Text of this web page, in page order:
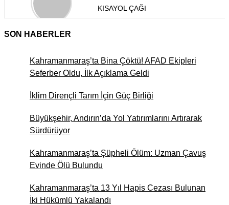
KISAYOL ÇAĞI
GÜNÜMÜZ DÜNYASINDA “
İNSAN HALLERİ
Çınaraltı Yeniden Açıldı…
İlker Yiyen
Andırın’da Bir "Okuma"
Sevdası, Bir de Yurt Çilesi
SON HABERLER
Kahramanmaraş’ta Bina Çöktü! AFAD Ekipleri
Seferber Oldu, İlk Açıklama Geldi
İklim Dirençli Tarım İçin Güç Birliği
Büyükşehir, Andırın’da Yol Yatırımlarını Artırarak
Sürdürüyor
Kahramanmaraş’ta Şüpheli Ölüm: Uzman Çavuş
Evinde Ölü Bulundu
Kahramanmaraş’ta 13 Yıl Hapis Cezası Bulunan
İki Hükümlü Yakalandı